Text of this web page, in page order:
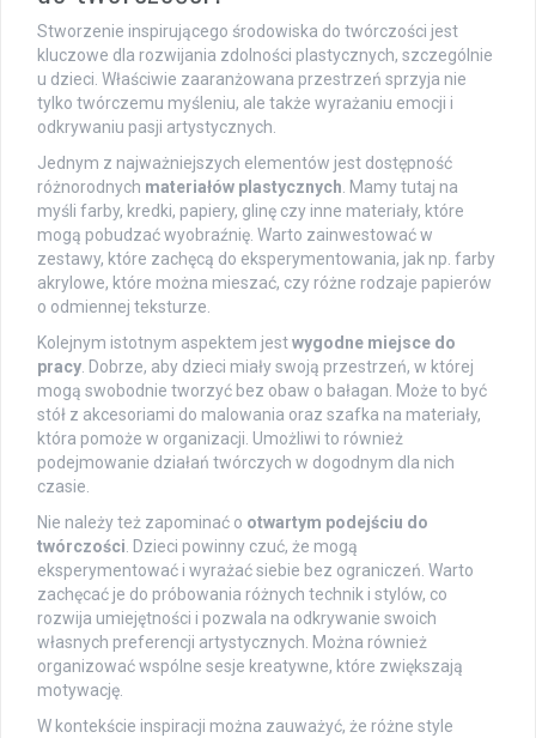
Stworzenie inspirującego środowiska do twórczości jest
kluczowe dla rozwijania zdolności plastycznych, szczególnie
u dzieci. Właściwie zaaranżowana przestrzeń sprzyja nie
tylko twórczemu myśleniu, ale także wyrażaniu emocji i
odkrywaniu pasji artystycznych.
Jednym z najważniejszych elementów jest dostępność
różnorodnych materiałów plastycznych. Mamy tutaj na
myśli farby, kredki, papiery, glinę czy inne materiały, które
mogą pobudzać wyobraźnię. Warto zainwestować w
zestawy, które zachęcą do eksperymentowania, jak np. farby
akrylowe, które można mieszać, czy różne rodzaje papierów
o odmiennej teksturze.
Kolejnym istotnym aspektem jestwygodne miejsce do
pracy. Dobrze, aby dzieci miały swoją przestrzeń, w której
mogą swobodnie tworzyć bez obaw o bałagan. Może to być
stół z akcesoriami do malowania oraz szafka na materiały,
która pomoże w organizacji. Umożliwi to również
podejmowanie działań twórczych w dogodnym dla nich
czasie.
Nie należy też zapominać o otwartym podejściu do
twórczości. Dzieci powinny czuć, że mogą
eksperymentować i wyrażać siebie bez ograniczeń. Warto
zachęcać je do próbowania różnych technik i stylów, co
rozwija umiejętności i pozwala na odkrywanie swoich
własnych preferencji artystycznych. Można również
organizować wspólne sesje kreatywne, które zwiększają
motywację.
W kontekście inspiracji można zauważyć, że różne style